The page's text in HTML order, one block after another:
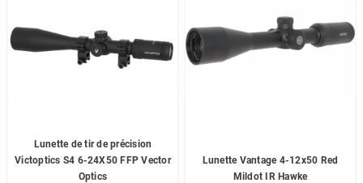
Lunette de tir de précision
Victoptics S4 6-24X50 FFP Vector
Optics
Lunette Vantage 4-12x50 Red
Mildot IR Hawke